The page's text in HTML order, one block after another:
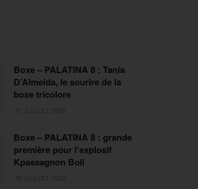
Boxe – PALATINA 8 : Tania
D’Almeida, le sourire de la
boxe tricolore
Boxe – PALATINA 8 : grande
première pour l’explosif
Kpassagnon Boli